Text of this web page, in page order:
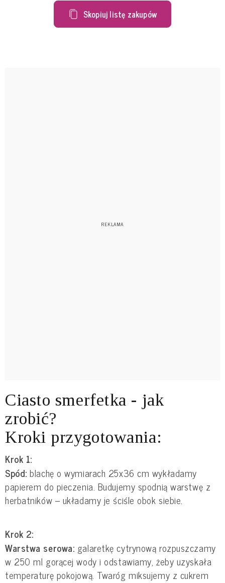
Skopiuj listę zakupów
Ciasto smerfetka - jak
zrobić?
Kroki przygotowania:
Krok 1:
Spód: blachę o wymiarach 25x36 cm wykładamy
papierem do pieczenia. Budujemy spodnią warstwę z
herbatników – układamy je ściśle obok siebie.
Krok 2:
Warstwa serowa: galaretkę cytrynową rozpuszczamy
w 250 ml gorącej wody i odstawiamy, żeby uzyskała
temperaturę pokojową. Twaróg miksujemy z cukrem